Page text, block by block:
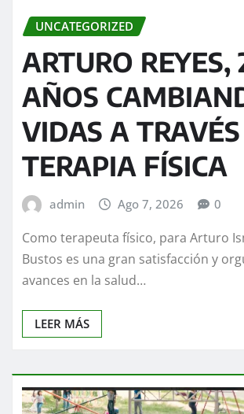
UNCATEGORIZED
ARTURO REYES,
AÑOS
VIDAS A
TERAPIA FÍSICA
admin Ago 7, 2026 0
Como terapeuta físico, para Arturo
Bustos es una gran satisfacción y
avances en la salud…
LEER MÁS